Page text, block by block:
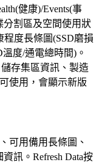
健康)/Events(事
分割區及空間使用狀
度長條圖(SSD磨損
度/通電總時間)。
存集區資訊、製造
使用，會顯示新版
可用備用長條圖、
訊。Refresh Data按